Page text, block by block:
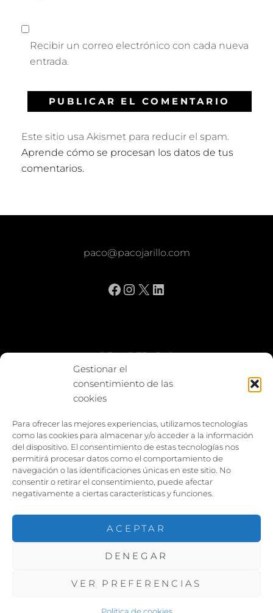
Gestionar el
consentimiento de las
cookies
Para ofrecer las mejores experiencias, utilizamos tecnologías
como las cookies para almacenar y/o acceder a la información
del dispositivo. El consentimiento de estas tecnologías nos
permitirá procesar datos como el comportamiento de
navegación o las identificaciones únicas en este sitio. No
consentir o retirar el consentimiento, puede afectar
negativamente a ciertas características y funciones.
ACEPTAR
DENEGAR
VER PREFERENCIAS
Recibir un correo electrónico con cada nueva
entrada.
Este sitio usa Akismet para reducir el spam.
Aprende cómo se procesan los datos de tus
comentarios.
paco@pacojarillo.com
Facebook
Instagram
X LinkedIn
BE vs REBAJAS
Entes
Capturar y compartir
Vía larga
DERECHOS RESERVADOS. |